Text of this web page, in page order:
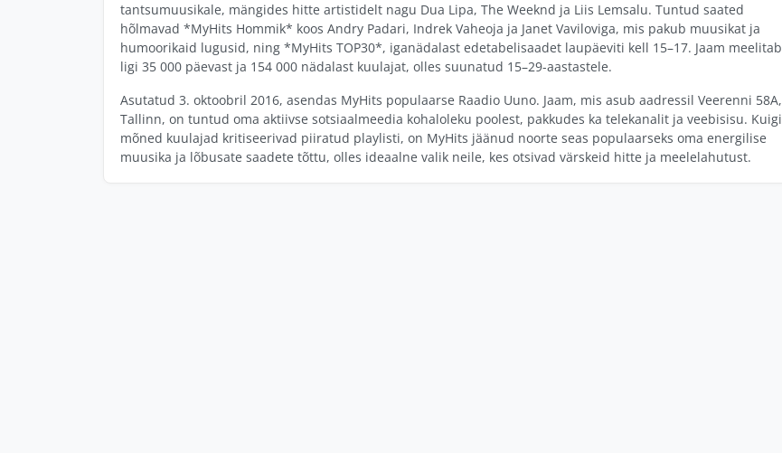
tantsumuusikale, mängides hitte artistidelt nagu Dua Lipa, The Weeknd ja Liis Lemsalu. Tuntud saated
hõlmavad *MyHits Hommik* koos Andry Padari, Indrek Vaheoja ja Janet Vaviloviga, mis pakub muusikat ja
humoorikaid lugusid, ning *MyHits TOP30*, iganädalast edetabelisaadet laupäeviti kell 15–17. Jaam meelitab
ligi 35 000 päevast ja 154 000 nädalast kuulajat, olles suunatud 15–29-aastastele.
Asutatud 3. oktoobril 2016, asendas MyHits populaarse Raadio Uuno. Jaam, mis asub aadressil Veerenni 58A,
Tallinn, on tuntud oma aktiivse sotsiaalmeedia kohaloleku poolest, pakkudes ka telekanalit ja veebisisu. Kuigi
mõned kuulajad kritiseerivad piiratud playlisti, on MyHits jäänud noorte seas populaarseks oma energilise
muusika ja lõbusate saadete tõttu, olles ideaalne valik neile, kes otsivad värskeid hitte ja meelelahutust.